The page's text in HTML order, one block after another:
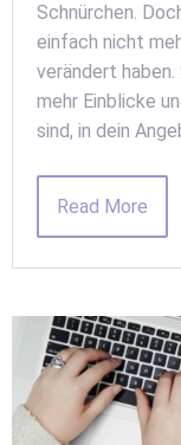
Schnürchen.
einfach nicht
verändert
mehr Einblicke
sind, in dein
Read More